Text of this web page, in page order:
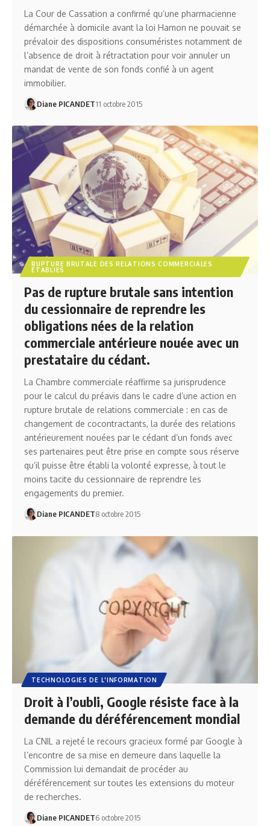
La Cour de Cassation a confirmé qu’une pharmacienne
démarchée à domicile avant la loi Hamon ne pouvait se
prévaloir des dispositions consuméristes notamment de
l’absence de droit à rétractation pour voir annuler un
mandat de vente de son fonds confié à un agent
immobilier.
Diane PICANDET11 octobre 2015
RUPTURE BRUTALE DES RELATIONS COMMERCIALES
ÉTABLIES
Pas de rupture brutale sans intention
du cessionnaire de reprendre les
obligations nées de la relation
commerciale antérieure nouée avec un
prestataire du cédant.
La Chambre commerciale réaffirme sa jurisprudence
pour le calcul du préavis dans le cadre d’une action en
rupture brutale de relations commerciale : en cas de
changement de cocontractants, la durée des relations
antérieurement nouées par le cédant d’un fonds avec
ses partenaires peut être prise en compte sous réserve
qu’il puisse être établi la volonté expresse, à tout le
moins tacite du cessionnaire de reprendre les
engagements du premier.
Diane PICANDET8 octobre 2015
TECHNOLOGIES DE L'INFORMATION
Droit à l’oubli, Google résiste face à la
demande du déréférencement mondial
La CNIL a rejeté le recours gracieux formé par Google à
l’encontre de sa mise en demeure dans laquelle la
Commission lui demandait de procéder au
déréférencement sur toutes les extensions du moteur
de recherches.
Diane PICANDET6 octobre 2015